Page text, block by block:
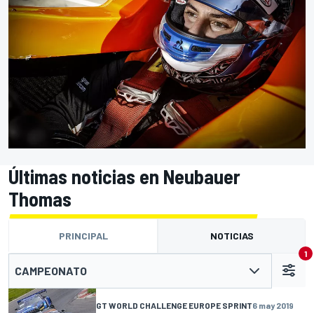
Últimas noticias en Neubauer
Thomas
PRINCIPAL NOTICIAS
CAMPEONATO
1
GT WORLD CHALLENGE EUROPE SPRINT6 may 2019